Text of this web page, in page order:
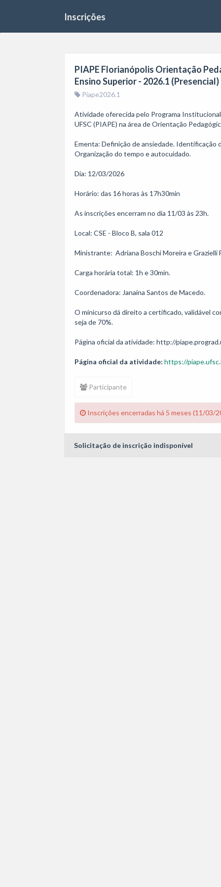
Inscrições
PIAPE Florianópolis Orientação
Ensino Superior - 2026.1 (Presencial)
Piape2026.1
Atividade oferecida pelo Programa
UFSC (PIAPE) na área de Orientação
Ementa: Definição de ansiedade. Identificação
Organização do tempo e autocuidado.
Dia: 12/03/2026
Horário: das 16 horas às 17h30min
As inscrições encerram no dia 11/03 às 23h.
Local: CSE - Bloco B, sala 012
Ministrante:  Adriana Boschi Moreira e Grazielli
Carga horária total: 1h e 30min.
Coordenadora: Janaína Santos de Macedo.
O minicurso dá direito a certificado, validável
seja de 70%.
Página oficial da atividade: https://
Participante
Inscrições encerradas há 5 meses (11/03/
Solicitação de inscrição indisponível